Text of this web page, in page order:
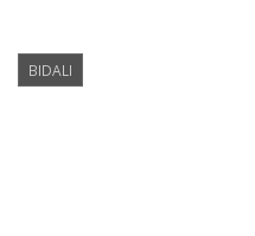
BIDALI